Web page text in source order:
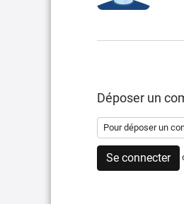
Déposer un
Pour déposer un
Se connecter